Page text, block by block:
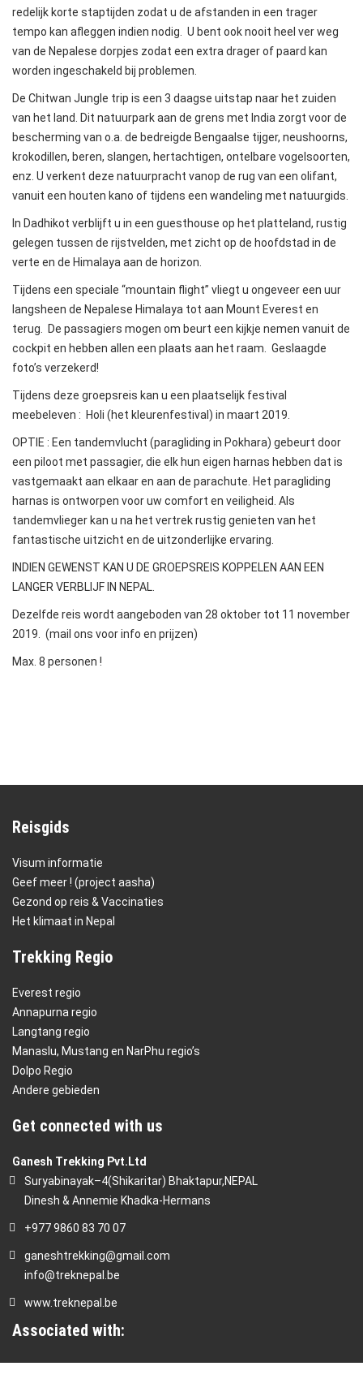
redelijk korte staptijden zodat u de afstanden in een trager
tempo kan afleggen indien nodig. U bent ook nooit heel ver weg
van de Nepalese dorpjes zodat een extra drager of paard kan
worden ingeschakeld bij problemen.
De Chitwan Jungle trip is een 3 daagse uitstap naar het zuiden
van het land. Dit natuurpark aan de grens met India zorgt voor de
bescherming van o.a. de bedreigde Bengaalse tijger, neushoorns,
krokodillen, beren, slangen, hertachtigen, ontelbare vogelsoorten,
enz. U verkent deze natuurpracht vanop de rug van een olifant,
vanuit een houten kano of tijdens een wandeling met natuurgids.
In Dadhikot verblijft u in een guesthouse op het platteland, rustig
gelegen tussen de rijstvelden, met zicht op de hoofdstad in de
verte en de Himalaya aan de horizon.
Tijdens een speciale “mountain flight” vliegt u ongeveer een uur
langsheen de Nepalese Himalaya tot aan Mount Everest en
terug. De passagiers mogen om beurt een kijkje nemen vanuit de
cockpit en hebben allen een plaats aan het raam. Geslaagde
foto’s verzekerd!
Tijdens deze groepsreis kan u een plaatselijk festival
meebeleven : Holi (het kleurenfestival) in maart 2019.
OPTIE : Een tandemvlucht (paragliding in Pokhara) gebeurt door
een piloot met passagier, die elk hun eigen harnas hebben dat is
vastgemaakt aan elkaar en aan de parachute. Het paragliding
harnas is ontworpen voor uw comfort en veiligheid. Als
tandemvlieger kan u na het vertrek rustig genieten van het
fantastische uitzicht en de uitzonderlijke ervaring.
INDIEN GEWENST KAN U DE GROEPSREIS KOPPELEN AAN EEN
LANGER VERBLIJF IN NEPAL.
Dezelfde reis wordt aangeboden van 28 oktober tot 11 november
2019. (mail ons voor info en prijzen)
Max. 8 personen !
Reisgids
Visum informatie
Geef meer ! (project aasha)
Gezond op reis & Vaccinaties
Het klimaat in Nepal
Trekking Regio
Everest regio
Annapurna regio
Langtang regio
Manaslu, Mustang en NarPhu regio’s
Dolpo Regio
Andere gebieden
Get connected with us
Ganesh Trekking Pvt.Ltd
Suryabinayak–4(Shikaritar) Bhaktapur,NEPAL
Dinesh & Annemie Khadka-Hermans
+977 9860 83 70 07
ganeshtrekking@gmail.com
info@treknepal.be
www.treknepal.be
Associated with: